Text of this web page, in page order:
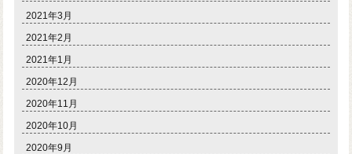
2021年3月
2021年2月
2021年1月
2020年12月
2020年11月
2020年10月
2020年9月